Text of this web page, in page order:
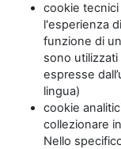
cookie tecnici
l'esperienza
funzione di
sono
espresse
lingua)
cookie
collezionare
Nello